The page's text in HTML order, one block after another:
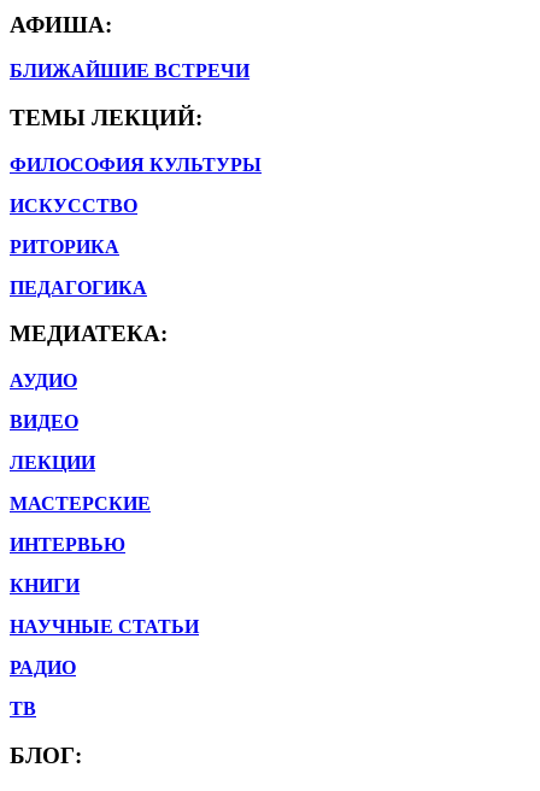
АФИША:
БЛИЖАЙШИЕ ВСТРЕЧИ
ТЕМЫ ЛЕКЦИЙ:
ФИЛОСОФИЯ КУЛЬТУРЫ
ИСКУССТВО
РИТОРИКА
ПЕДАГОГИКА
МЕДИАТЕКА:
АУДИО
ВИДЕО
ЛЕКЦИИ
МАСТЕРСКИЕ
ИНТЕРВЬЮ
КНИГИ
НАУЧНЫЕ СТАТЬИ
РАДИО
ТВ
БЛОГ: